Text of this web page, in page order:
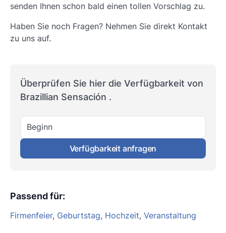
senden Ihnen schon bald einen tollen Vorschlag zu.
Haben Sie noch Fragen? Nehmen Sie direkt Kontakt
zu uns auf.
Überprüfen Sie hier die Verfügbarkeit von
Brazillian Sensación .
Beginn
Verfügbarkeit anfragen
Passend für:
Firmenfeier, Geburtstag, Hochzeit, Veranstaltung